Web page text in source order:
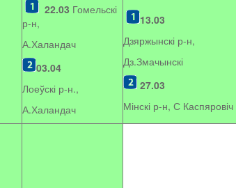
22.03 Гомельскі
р-н,
А.Халандач
03.04
Лоеўскі р-н.,
А.Халандач
13.03
Дзяржынскі р-н,
Дз.Змачынскі
27.03
Мінскі р-н, С Каспяровіч